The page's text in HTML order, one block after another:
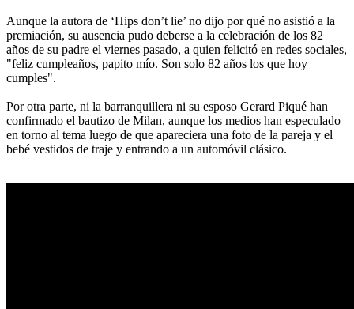
Aunque la autora de ‘Hips don’t lie’ no dijo por qué no asistió a la
premiación, su ausencia pudo deberse a la celebración de los 82
años de su padre el viernes pasado, a quien felicitó en redes sociales,
"feliz cumpleaños, papito mío. Son solo 82 años los que hoy
cumples".
Por otra parte, ni la barranquillera ni su esposo Gerard Piqué han
confirmado el bautizo de Milan, aunque los medios han especulado
en torno al tema luego de que apareciera una foto de la pareja y el
bebé vestidos de traje y entrando a un automóvil clásico.